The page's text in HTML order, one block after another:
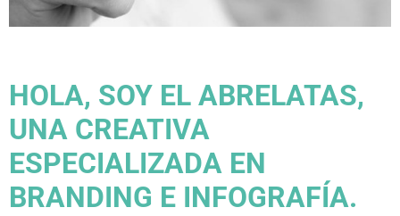
HOLA, SOY EL ABRELATAS,
UNA CREATIVA
ESPECIALIZADA EN
BRANDING E INFOGRAFÍA.